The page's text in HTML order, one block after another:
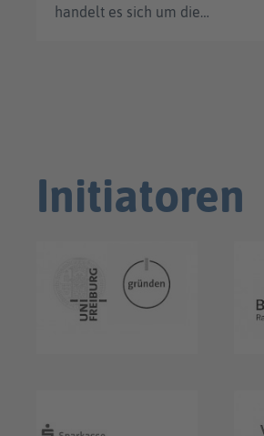
handelt es sich um die…
Initiatoren